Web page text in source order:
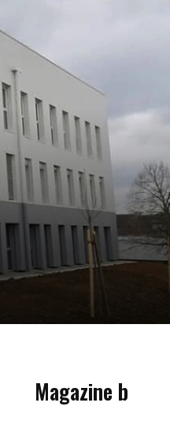
Magazine b